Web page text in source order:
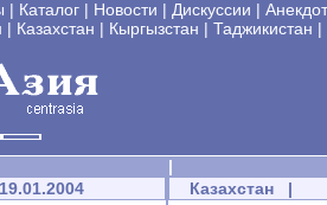
| Каталог | Новости | Дискуссии |
| Казахстан | Кыргызстан | Таджикистан |
|
Казахстан |